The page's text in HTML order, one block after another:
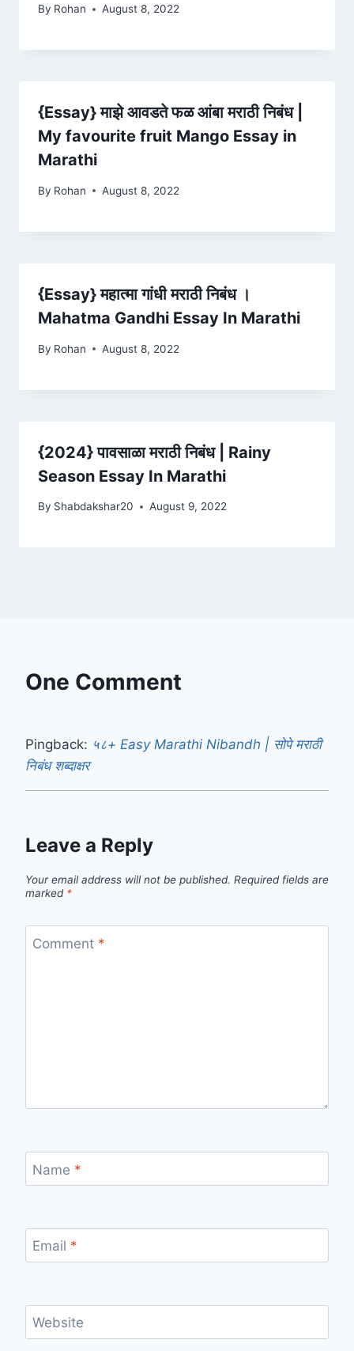
By Rohan August 8, 2022
{Essay} माझे आवडते फळ आंबा मराठी निबंध |
My favourite fruit Mango Essay in
Marathi
By Rohan August 8, 2022
{Essay} महात्मा गांधी मराठी निबंध ।
Mahatma Gandhi Essay In Marathi
By Rohan August 8, 2022
{2024} पावसाळा मराठी निबंध | Rainy
Season Essay In Marathi
By Shabdakshar20 August 9, 2022
One Comment
Pingback: ५८+ Easy Marathi Nibandh | सोपे मराठी
निबंध शब्दाक्षर
Leave a Reply
Your email address will not be published. Required fields are
marked *
Comment *
Name *
Email *
Website